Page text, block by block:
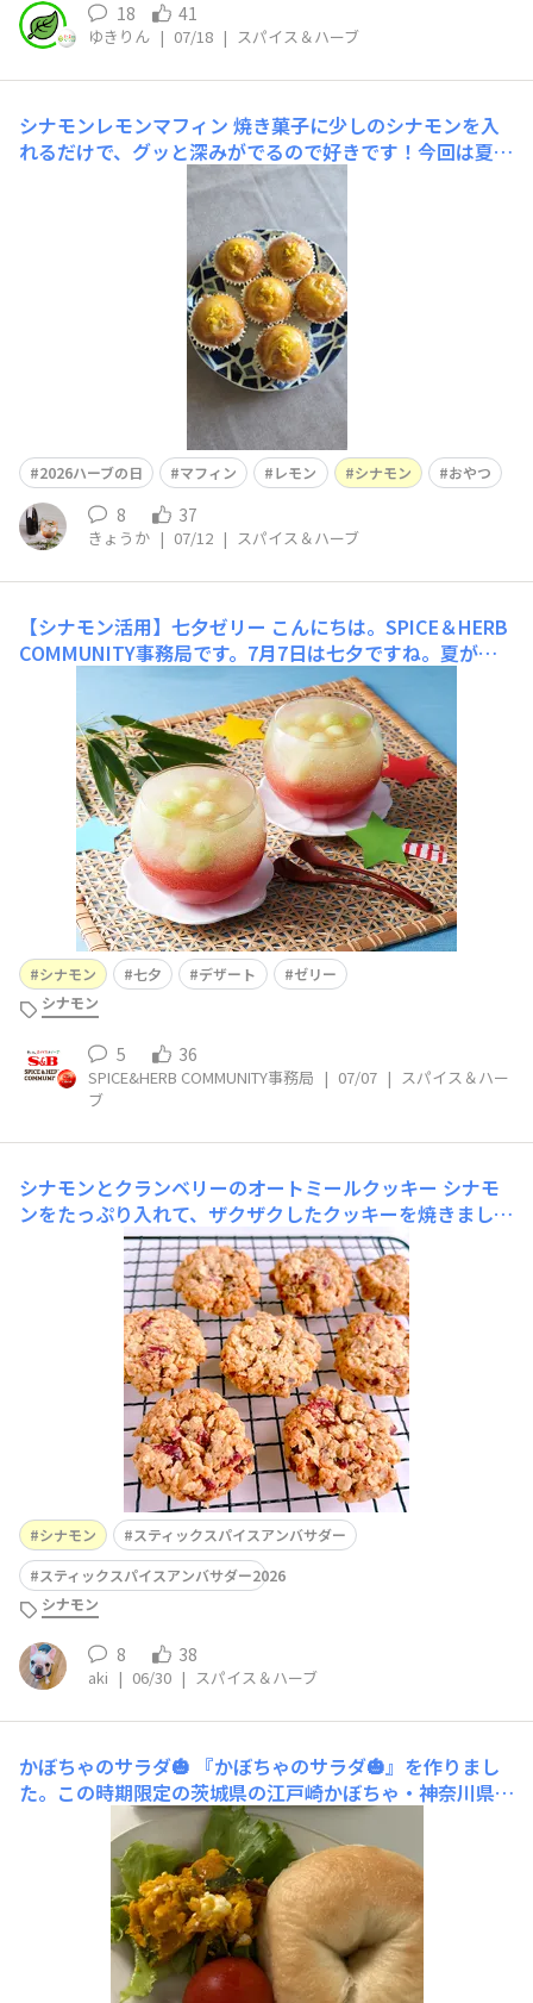
18 41
ゆきりん | 07/18 | スパイス＆ハーブ
シナモンレモンマフィン 焼き菓子に少しのシナモンを入
れるだけで、グッと深みがでるので好きです！今回は夏は
らしく、すりおろしたレモンをたっぷりいれて、夏らしい
マフィンを 焼きました。暑いけど、このマフィンなら爽
やかに食べれてしまいます🤭夏のティータイムにオススメ
2026ハーブの日 マフィン レモン シナモン おやつ
8 37
きょうか | 07/12 | スパイス＆ハーブ
【シナモン活用】七夕ゼリー ​こんにちは。SPICE＆HERB
COMMUNITY事務局です。​7月7日は七夕ですね。夏が旬
のフルーツを使った、涼やかなデザートレシピをご紹介し
ます🎋✨​ゼリーにシナモンは意外な組み合わせかもしれま
せんが、シナモンがスイカ独特の青い香りを和らげます。
ぜひお試しください🌟「七夕ゼリー」■材料（6人
シナモン 七夕 デザート
ゼリー
シナモン
5 36
SPICE&HERB COMMUNITY事務局 | 07/07 | スパイス＆ハー
ブ
シナモンとクランベリーのオートミールクッキー シナモ
ンをたっぷり入れて、ザクザクしたクッキーを焼きました
✨本日は、スティックスパイスアンバサダーの任期最終
日。少し寂しい気もいたしますが、おかげで、様々なスパ
イスの特徴を知ることができたり、以前よりグッとアレン
ジの幅が広がったり…これからも、もっともっとスパイス
と仲良くなっていきたいと思っています
シナモン
スティックスパイスアンバサダー
スティックスパイスアンバサダー2026
シナモン
8 38
aki | 06/30 | スパイス＆ハーブ
かぼちゃのサラダ🎃 『かぼちゃのサラダ🎃』を作りまし
た。この時期限定の茨城県の江戸崎かぼちゃ・神奈川県の
みやこかぼちゃを楽しみにしています🎃かぼちゃ・クリー
ムチーズ・レーズン・ナッツ・シナモンでデザート感覚の
サラダを作りました。シナモンの香りがとても良く、朝食
にベーグルと一緒にいただきました。